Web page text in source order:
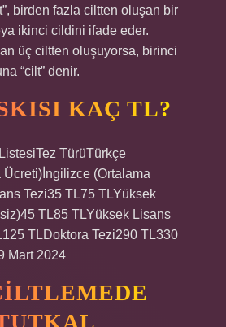
birden fazla ciltten oluşan bir
ikinci cildini ifade eder.
üç ciltten oluşuyorsa, birinci
“cilt” denir.
KAÇ TL?
TürüTürkçe
Ücreti)İngilizce (Ortalama
Tezi35 TL75 TLYüksek
TL85 TLYüksek Lisans
TLDoktora Tezi290 TL330
Mart 2024